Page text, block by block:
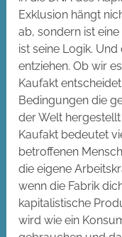
Exklusion hängt
ab, sondern ist
ist seine Logik.
entziehen. Ob wir
Kaufakt
Bedingungen die
der Welt
Kaufakt bedeutet
betroffenen
die eigene
wenn die Fabrik
kapitalistische
wird wie ein